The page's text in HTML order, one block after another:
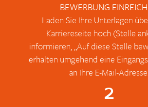
BEWERBUNG
Laden Sie Ihre Unterlagen
Karriereseite hoch (Stelle
informieren, „Auf diese Stelle
erhalten umgehend eine
an Ihre E-Mail-Adresse.
2